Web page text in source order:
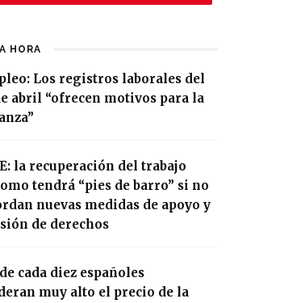
HORA
Los registros laborales del
abril “ofrecen motivos para la
la recuperación del trabajo
tendrá “pies de barro” si no
nuevas medidas de apoyo y
de derechos
cada diez españoles
muy alto el precio de la